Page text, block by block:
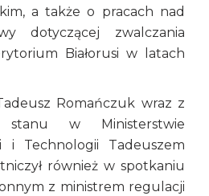
a także o pracach nad
dotyczącej zwalczania
Białorusi w latach
Romańczuk wraz z
stanu w Ministerstwie
i Technologii Tadeuszem
również w spotkaniu
z ministrem regulacji